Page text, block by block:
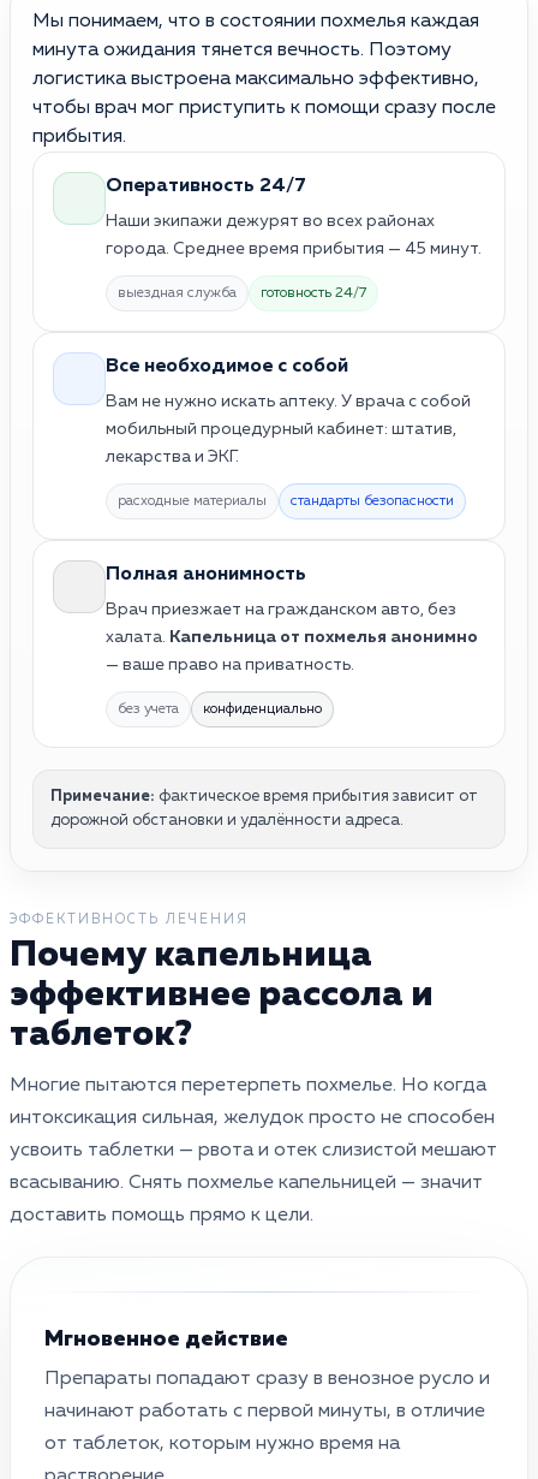
Мы понимаем, что в состоянии похмелья каждая
минута ожидания тянется вечность. Поэтому
логистика выстроена максимально эффективно,
чтобы врач мог приступить к помощи сразу после
прибытия.
Оперативность 24/7
Наши экипажи дежурят во всех районах
города. Среднее время прибытия — 45 минут.
выездная служба готовность 24/7
Все необходимое с собой
Вам не нужно искать аптеку. У врача с собой
мобильный процедурный кабинет: штатив,
лекарства и ЭКГ.
расходные материалы стандарты безопасности
Полная анонимность
Врач приезжает на гражданском авто, без
халата. Капельница от похмелья анонимно
— ваше право на приватность.
без учета конфиденциально
Примечание: фактическое время прибытия зависит от
дорожной обстановки и удалённости адреса.
ЭФФЕКТИВНОСТЬ ЛЕЧЕНИЯ
Почему капельница
эффективнее рассола и
таблеток?
Многие пытаются перетерпеть похмелье. Но когда
интоксикация сильная, желудок просто не способен
усвоить таблетки — рвота и отек слизистой мешают
всасыванию. Снять похмелье капельницей — значит
доставить помощь прямо к цели.
Мгновенное действие
Препараты попадают сразу в венозное русло и
начинают работать с первой минуты, в отличие
от таблеток, которым нужно время на